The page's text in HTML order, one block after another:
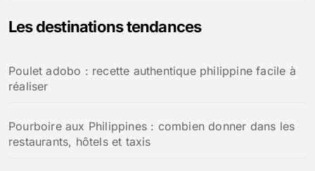
Les destinations tendances
Poulet adobo : recette authentique philippine facile à
réaliser
Pourboire aux Philippines : combien donner dans les
restaurants, hôtels et taxis